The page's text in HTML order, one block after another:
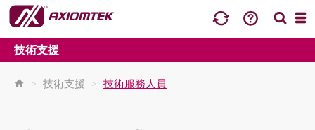
技術支援
> 技術支援 > 技術服務人員